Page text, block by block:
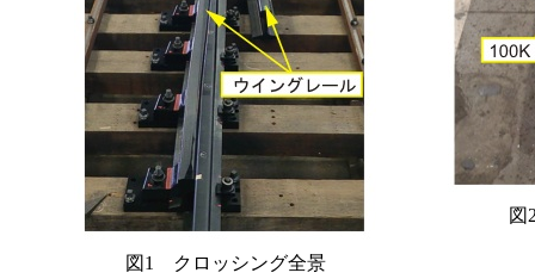
図1 クロッシング全景